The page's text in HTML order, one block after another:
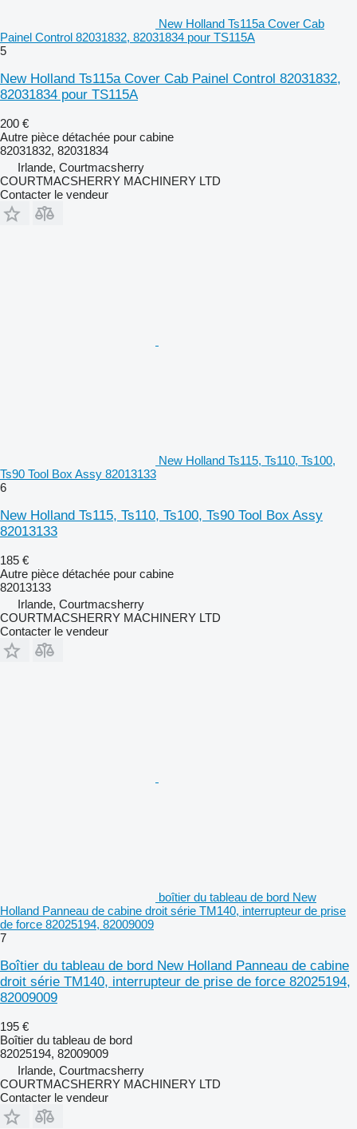
New Holland Ts115a Cover Cab
Painel Control 82031832, 82031834 pour TS115A
5
New Holland Ts115a Cover Cab Painel Control 82031832,
82031834 pour TS115A
200 €
Autre pièce détachée pour cabine
82031832, 82031834
Irlande, Courtmacsherry
COURTMACSHERRY MACHINERY LTD
Contacter le vendeur
New Holland Ts115, Ts110, Ts100,
Ts90 Tool Box Assy 82013133
6
New Holland Ts115, Ts110, Ts100, Ts90 Tool Box Assy
82013133
185 €
Autre pièce détachée pour cabine
82013133
Irlande, Courtmacsherry
COURTMACSHERRY MACHINERY LTD
Contacter le vendeur
boîtier du tableau de bord New
Holland Panneau de cabine droit série TM140, interrupteur de prise
de force 82025194, 82009009
7
Boîtier du tableau de bord New Holland Panneau de cabine
droit série TM140, interrupteur de prise de force 82025194,
82009009
195 €
Boîtier du tableau de bord
82025194, 82009009
Irlande, Courtmacsherry
COURTMACSHERRY MACHINERY LTD
Contacter le vendeur